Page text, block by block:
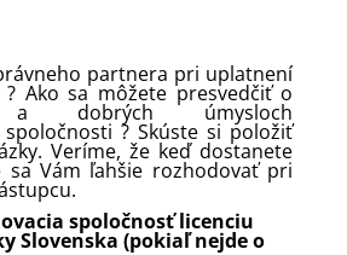
partnera pri uplatnení
Ako sa môžete presvedčiť o
a dobrých úmysloch
spoločnosti ? Skúste si položiť
Veríme, že keď dostanete
sa Vám ľahšie rozhodovať pri
spoločnosť licenciu
Slovenska (pokiaľ nejde o